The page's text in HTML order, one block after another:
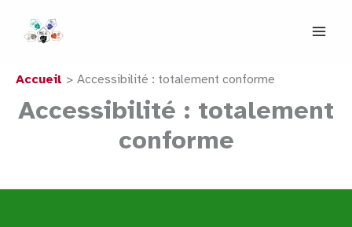
Accueil
Accessibilité : totalement conforme
Accessibilité : totalement
conforme